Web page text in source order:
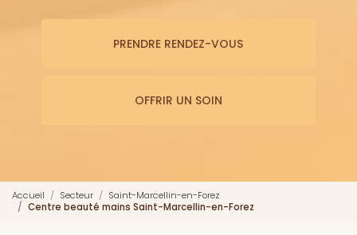
PRENDRE RENDEZ-VOUS
OFFRIR UN SOIN
Accueil Secteur
Saint-Marcellin-en-Forez
Centre beauté mains Saint-Marcellin-en-Forez